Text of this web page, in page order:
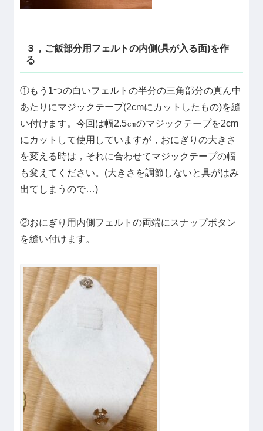
３，ご飯部分用フェルトの内側(具が入る面)を作
る
①もう1つの白いフェルトの半分の三角部分の真ん中
あたりにマジックテープ(2cmにカットしたもの)を縫
い付けます。今回は幅2.5㎝のマジックテープを2cm
にカットして使用していますが，おにぎりの大きさ
を変える時は，それに合わせてマジックテープの幅
も変えてください。(大きさを調節しないと具がはみ
出てしまうので…)
②おにぎり用内側フェルトの両端にスナップボタン
を縫い付けます。